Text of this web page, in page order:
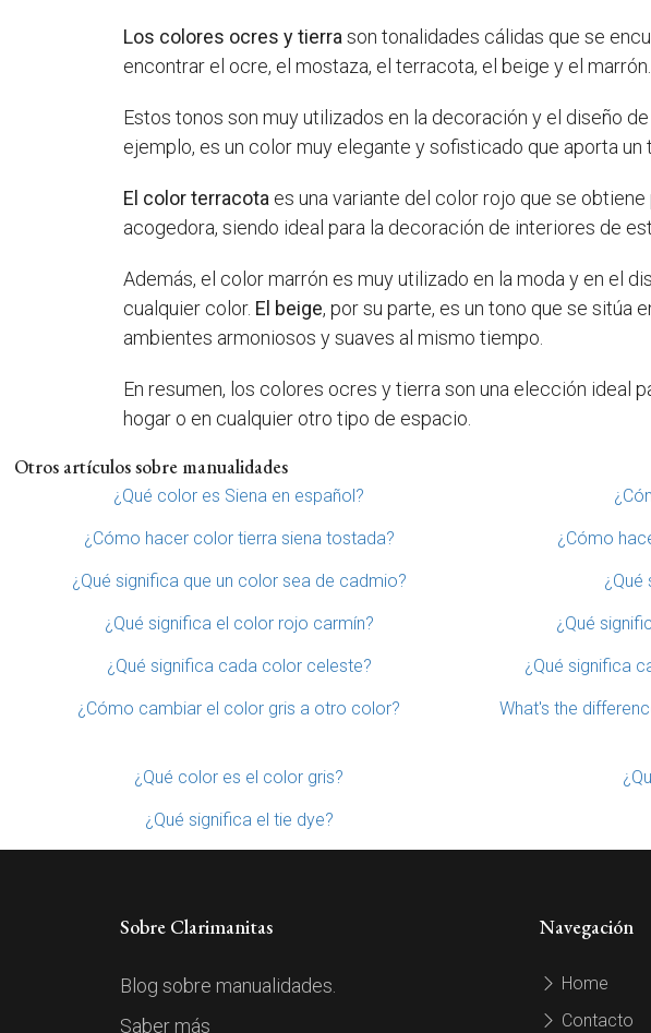
Los colores ocres y tierra son tonalidades cálidas que se
encontrar el ocre, el mostaza, el terracota, el beige y el marrón.
Estos tonos son muy utilizados en la decoración y el diseño
ejemplo, es un color muy elegante y sofisticado que aporta
El color terracota es una variante del color rojo que se
acogedora, siendo ideal para la decoración de interiores de
Además, el color marrón es muy utilizado en la moda y en el
cualquier color. El beige, por su parte, es un tono que se sitúa
ambientes armoniosos y suaves al mismo tiempo.
En resumen, los colores ocres y tierra son una elección ideal
hogar o en cualquier otro tipo de espacio.
Otros artículos sobre manualidades
¿Qué color es Siena en español?
¿Cómo hacer color tierra siena tostada? ¿Cómo
¿Qué significa que un color sea de cadmio? ¿Qué
¿Qué significa el color rojo carmín? ¿Qué
¿Qué significa cada color celeste? ¿Qué significa
¿Cómo cambiar el color gris a otro color?
What's the
¿Qué color es el color gris?
¿Qué significa el tie dye?
Sobre Clarimanitas
Blog sobre manualidades.
Saber más
Navegación
Home
Contacto